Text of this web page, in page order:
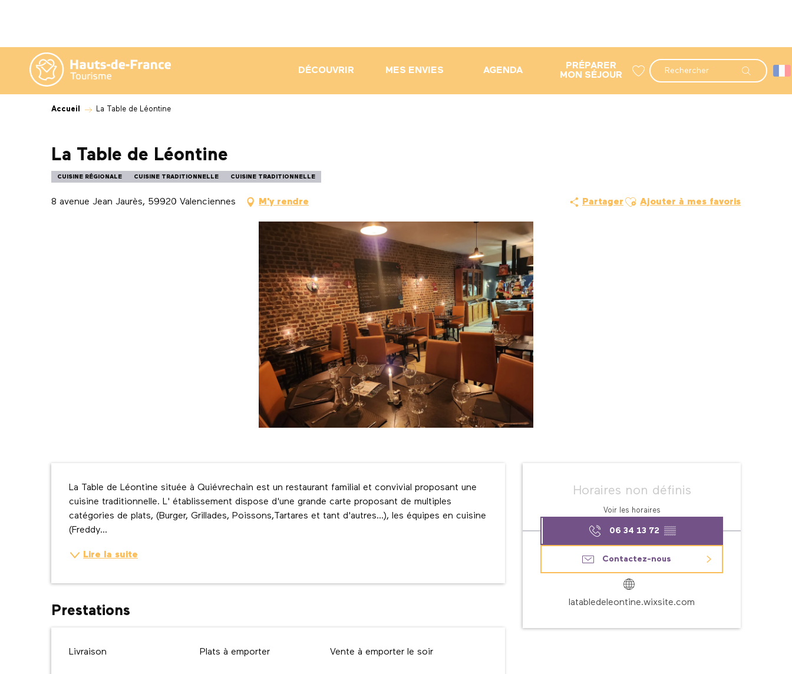
contenu
principal
Recherche
DÉCOUVRIR MES ENVIES AGENDA
PRÉPARER
MON SÉJOUR
Accueil La Table de Léontine
La Table de Léontine
CUISINE RÉGIONALE CUISINE TRADITIONNELLE CUISINE TRADITIONNELLE
8 avenue Jean Jaurès, 59920 Valenciennes M'y rendre Partager Ajouter aux favoris
Ajouter à mes favoris
Ouverture et
Horaires non définis
Voir les horaires
06 34 13 72 ▒▒
Contactez-nous
latabledeleontine.wixsite.com
Description
La Table de Léontine située à Quiévrechain est un restaurant familial et convivial proposant une
cuisine traditionnelle. L' établissement dispose d'une grande carte proposant de multiples
catégories de plats, (Burger, Grillades, Poissons,Tartares et tant d'autres...), les équipes en cuisine
(Freddy...
Lire la suite
Prestations
Livraison Plats à emporter Vente à emporter le soir